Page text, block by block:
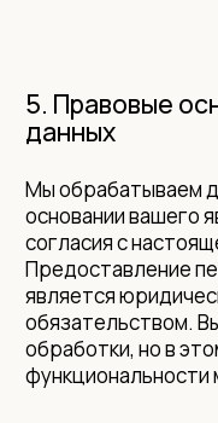
5. Правовые
данных
Мы обрабатываем
основании вашего
согласия с
Предоставление
является
обязательством.
обработки, но в